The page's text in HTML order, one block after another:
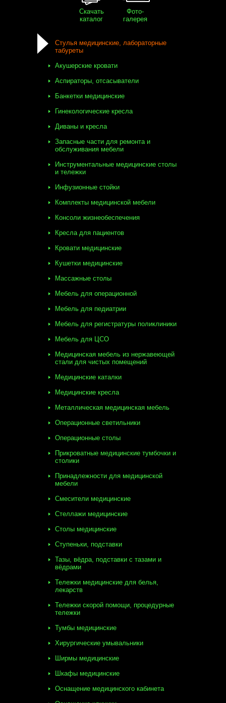
Скачать
каталог
Фото-
галерея
Стулья медицинские, лабораторные
табуреты
Акушерские кровати
Аспираторы, отсасыватели
Банкетки медицинские
Гинекологические кресла
Диваны и кресла
Запасные части для ремонта и
обслуживания мебели
Инструментальные медицинские столы
и тележки
Инфузионные стойки
Комплекты медицинской мебели
Консоли жизнеобеспечения
Кресла для пациентов
Кровати медицинские
Кушетки медицинские
Массажные столы
Мебель для операционной
Мебель для педиатрии
Мебель для регистратуры поликлиники
Мебель для ЦСО
Медицинская мебель из нержавеющей
стали для чистых помещений
Медицинские каталки
Медицинские кресла
Металлическая медицинская мебель
Операционные светильники
Операционные столы
Прикроватные медицинские тумбочки и
столики
Принадлежности для медицинской
мебели
Смесители медицинские
Стеллажи медицинские
Столы медицинские
Ступеньки, подставки
Тазы, вёдра, подставки с тазами и
вёдрами
Тележки медицинские для белья,
лекарств
Тележки скорой помощи, процедурные
тележки
Тумбы медицинские
Хирургические умывальники
Ширмы медицинские
Шкафы медицинские
Оснащение медицинского кабинета